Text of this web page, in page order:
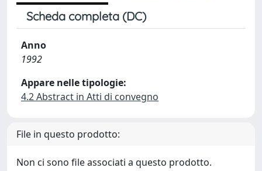
Scheda completa (DC)
Anno
1992
Appare nelle tipologie:
4.2 Abstract in Atti di convegno
File in questo prodotto:
Non ci sono file associati a questo prodotto.